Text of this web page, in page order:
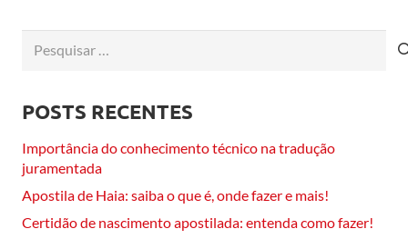
POSTS RECENTES
Importância do conhecimento técnico na tradução
juramentada
Apostila de Haia: saiba o que é, onde fazer e mais!
Certidão de nascimento apostilada: entenda como fazer!